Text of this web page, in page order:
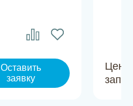
Оставить
заявку
Цена